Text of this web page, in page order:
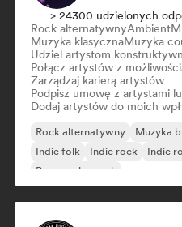
> 24300 udzielonych
Rock alternatywnyAmbient
Muzyka klasycznaMuzyka
Udziel artystom
Połącz artystów z
Zarządzaj karierą artystów
Podpisz umowę z artystami
Dodaj artystów do moich
Rock alternatywny Muzyka
Indie folk
Indie rock Indie
Progressive rock